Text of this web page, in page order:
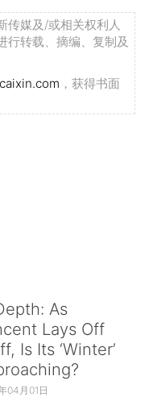
传媒及/或相关权利人
行转载、摘编、复制及
，获得书面
As
Lays Off
Is Its ‘Winter’
04月01日